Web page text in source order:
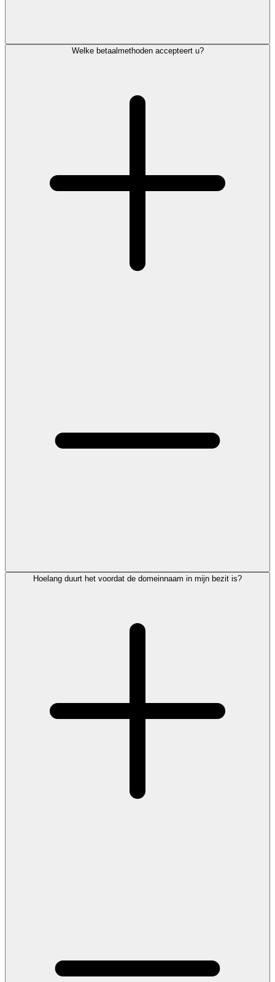
Welke betaalmethoden accepteert u?
Hoelang duurt het voordat de domeinnaam in mijn bezit is?